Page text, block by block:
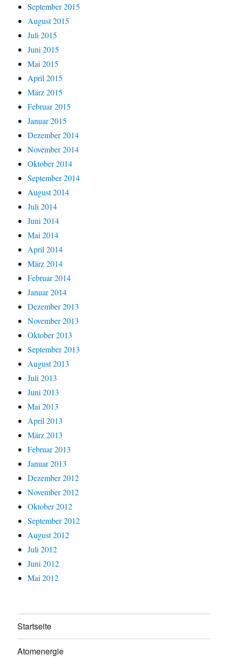
September 2015
August 2015
Juli 2015
Juni 2015
Mai 2015
April 2015
März 2015
Februar 2015
Januar 2015
Dezember 2014
November 2014
Oktober 2014
September 2014
August 2014
Juli 2014
Juni 2014
Mai 2014
April 2014
März 2014
Februar 2014
Januar 2014
Dezember 2013
November 2013
Oktober 2013
September 2013
August 2013
Juli 2013
Juni 2013
Mai 2013
April 2013
März 2013
Februar 2013
Januar 2013
Dezember 2012
November 2012
Oktober 2012
September 2012
August 2012
Juli 2012
Juni 2012
Mai 2012
Startseite
Atomenergie